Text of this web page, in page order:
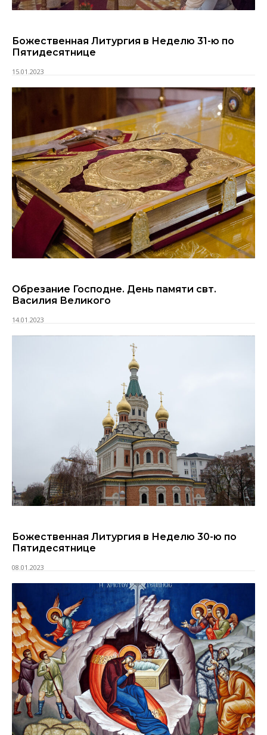
Божественная Литургия в Неделю 31-ю по
Пятидесятнице
15.01.2023
Обрезание Господне. День памяти свт.
Василия Великого
14.01.2023
Божественная Литургия в Неделю 30-ю по
Пятидесятнице
08.01.2023